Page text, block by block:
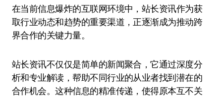
在当前信息爆炸的互联网环境中，站长资讯作为获
取行业动态和趋势的重要渠道，正逐渐成为推动跨
界合作的关键力量。
站长资讯不仅仅是简单的新闻聚合，它通过深度分
析和专业解读，帮助不同行业的从业者找到潜在的
合作机会。这种信息的精准传递，使得原本互不关